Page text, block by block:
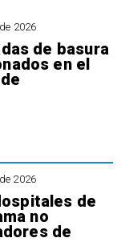
2026
de basura
en el
2026
de
no
de